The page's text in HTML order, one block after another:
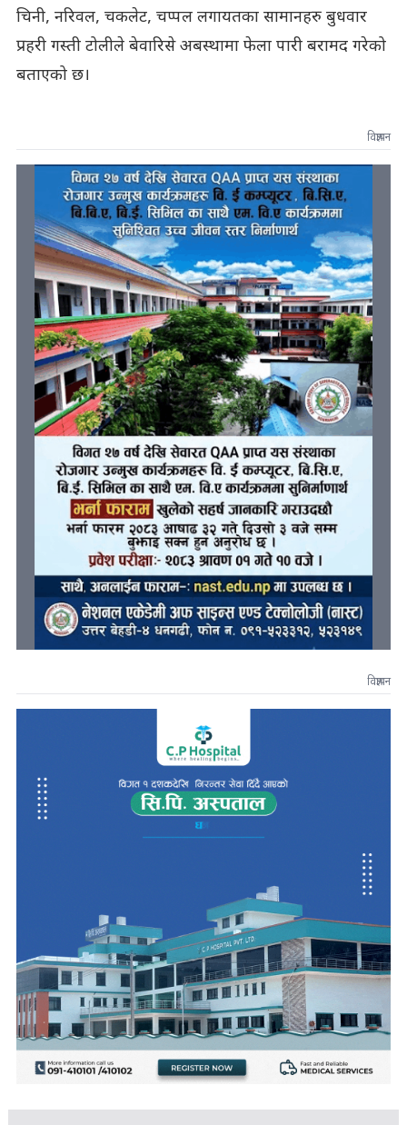
चिनी, नरिवल, चकलेट, चप्पल लगायतका सामानहरु बुधवार
प्रहरी गस्ती टोलीले बेवारिसे अबस्थामा फेला पारी बरामद गरेको
बताएको छ।
विज्ञापन
विज्ञापन